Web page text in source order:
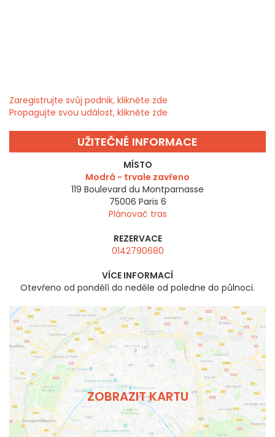
Zaregistrujte svůj podnik, klikněte zde
Propagujte svou událost, klikněte zde
UŽITEČNÉ INFORMACE
MÍSTO
Modrá - trvale zavřeno
119 Boulevard du Montparnasse
75006 Paris 6
Plánovač tras
REZERVACE
0142790680
VÍCE INFORMACÍ
Otevřeno od pondělí do neděle od poledne do půlnoci.
ZOBRAZIT KARTU